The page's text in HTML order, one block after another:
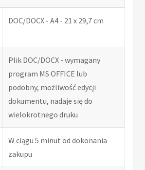
DOC/DOCX - A4 - 21 x 29,7 cm
Plik DOC/DOCX - wymagany
program MS OFFICE lub
podobny, możliwość edycji
dokumentu, nadaje się do
wielokrotnego druku
W ciągu 5 minut od dokonania
zakupu